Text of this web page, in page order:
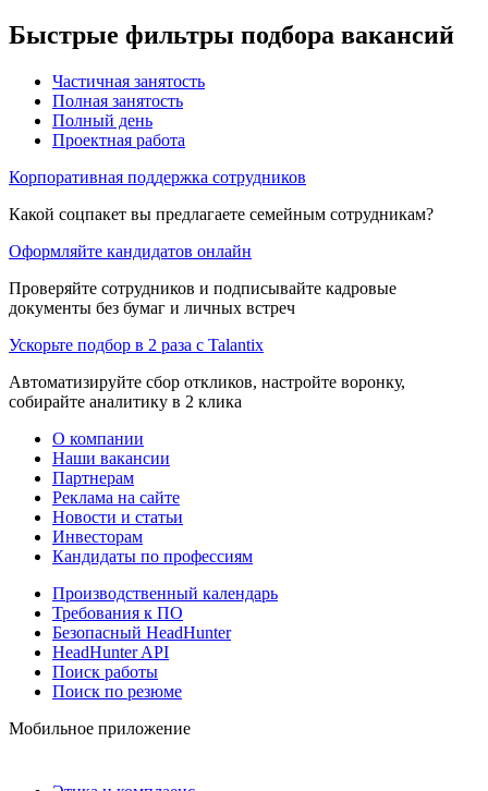
Быстрые фильтры подбора вакансий
Частичная занятость
Полная занятость
Полный день
Проектная работа
Корпоративная поддержка сотрудников
Какой соцпакет вы предлагаете семейным сотрудникам?
Оформляйте кандидатов онлайн
Проверяйте сотрудников и подписывайте кадровые
документы без бумаг и личных встреч
Ускорьте подбор в 2 раза с Talantix
Автоматизируйте сбор откликов, настройте воронку,
собирайте аналитику в 2 клика
О компании
Наши вакансии
Партнерам
Реклама на сайте
Новости и статьи
Инвесторам
Кандидаты по профессиям
Производственный календарь
Требования к ПО
Безопасный HeadHunter
HeadHunter API
Поиск работы
Поиск по резюме
Мобильное приложение